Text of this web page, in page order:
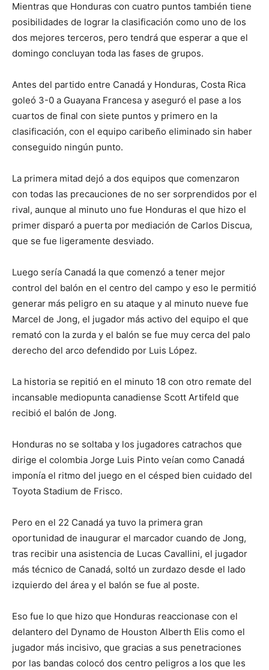
Mientras que Honduras con cuatro puntos también tiene
posibilidades de lograr la clasificación como uno de los
dos mejores terceros, pero tendrá que esperar a que el
domingo concluyan toda las fases de grupos.
Antes del partido entre Canadá y Honduras, Costa Rica
goleó 3-0 a Guayana Francesa y aseguró el pase a los
cuartos de final con siete puntos y primero en la
clasificación, con el equipo caribeño eliminado sin haber
conseguido ningún punto.
La primera mitad dejó a dos equipos que comenzaron
con todas las precauciones de no ser sorprendidos por el
rival, aunque al minuto uno fue Honduras el que hizo el
primer disparó a puerta por mediación de Carlos Discua,
que se fue ligeramente desviado.
Luego sería Canadá la que comenzó a tener mejor
control del balón en el centro del campo y eso le permitió
generar más peligro en su ataque y al minuto nueve fue
Marcel de Jong, el jugador más activo del equipo el que
remató con la zurda y el balón se fue muy cerca del palo
derecho del arco defendido por Luis López.
La historia se repitió en el minuto 18 con otro remate del
incansable mediopunta canadiense Scott Artifeld que
recibió el balón de Jong.
Honduras no se soltaba y los jugadores catrachos que
dirige el colombia Jorge Luis Pinto veían como Canadá
imponía el ritmo del juego en el césped bien cuidado del
Toyota Stadium de Frisco.
Pero en el 22 Canadá ya tuvo la primera gran
oportunidad de inaugurar el marcador cuando de Jong,
tras recibir una asistencia de Lucas Cavallini, el jugador
más técnico de Canadá, soltó un zurdazo desde el lado
izquierdo del área y el balón se fue al poste.
Eso fue lo que hizo que Honduras reaccionase con el
delantero del Dynamo de Houston Alberth Elis como el
jugador más incisivo, que gracias a sus penetraciones
por las bandas colocó dos centro peligros a los que les